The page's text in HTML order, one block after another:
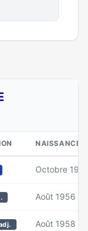
NAISSANCE
Octobre
Août 1956
Août 1958